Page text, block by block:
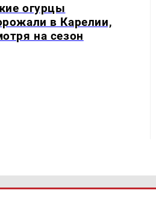
огурцы
в Карелии,
на сезон